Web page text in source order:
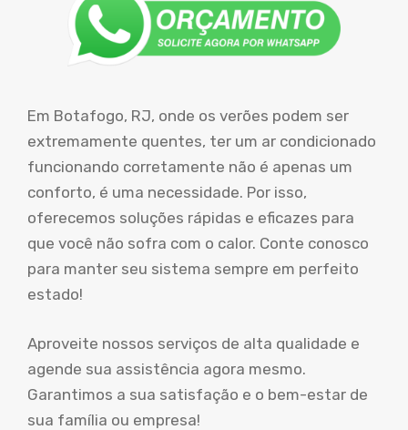
Em Botafogo, RJ, onde os verões podem ser
extremamente quentes, ter um ar condicionado
funcionando corretamente não é apenas um
conforto, é uma necessidade. Por isso,
oferecemos soluções rápidas e eficazes para
que você não sofra com o calor. Conte conosco
para manter seu sistema sempre em perfeito
estado!
Aproveite nossos serviços de alta qualidade e
agende sua assistência agora mesmo.
Garantimos a sua satisfação e o bem-estar de
sua família ou empresa!